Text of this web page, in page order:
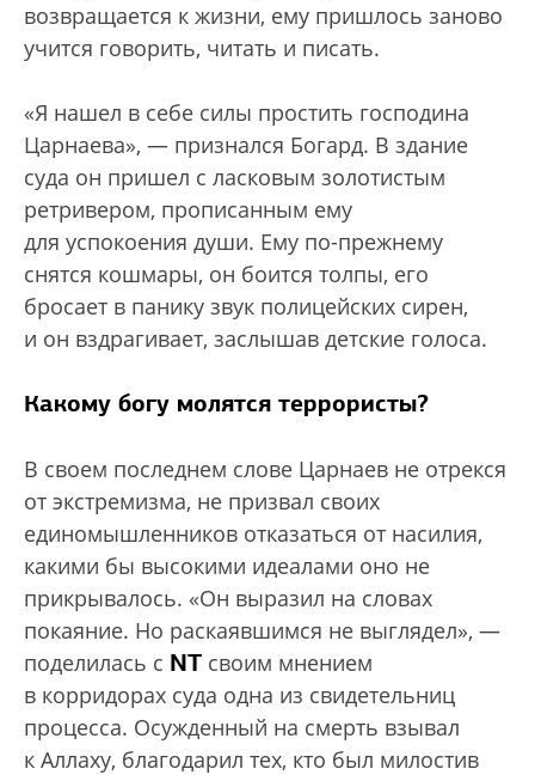
возвращается к жизни, ему пришлось заново
учится говорить, читать и писать.
«Я нашел в себе силы простить господина
Царнаева», — признался Богард. В здание
суда он пришел с ласковым золотистым
ретривером, прописанным ему
для успокоения души. Ему по-прежнему
снятся кошмары, он боится толпы, его
бросает в панику звук полицейских сирен,
и он вздрагивает, заслышав детские голоса.
Какому богу молятся террористы?
В своем последнем слове Царнаев не отрекся
от экстремизма, не призвал своих
единомышленников отказаться от насилия,
какими бы высокими идеалами оно не
прикрывалось. «Он выразил на словах
покаяние. Но раскаявшимся не выглядел», —
поделилась с NT своим мнением
в корридорах суда одна из свидетельниц
процесса. Осужденный на смерть взывал
к Аллаху, благодарил тех, кто был милостив